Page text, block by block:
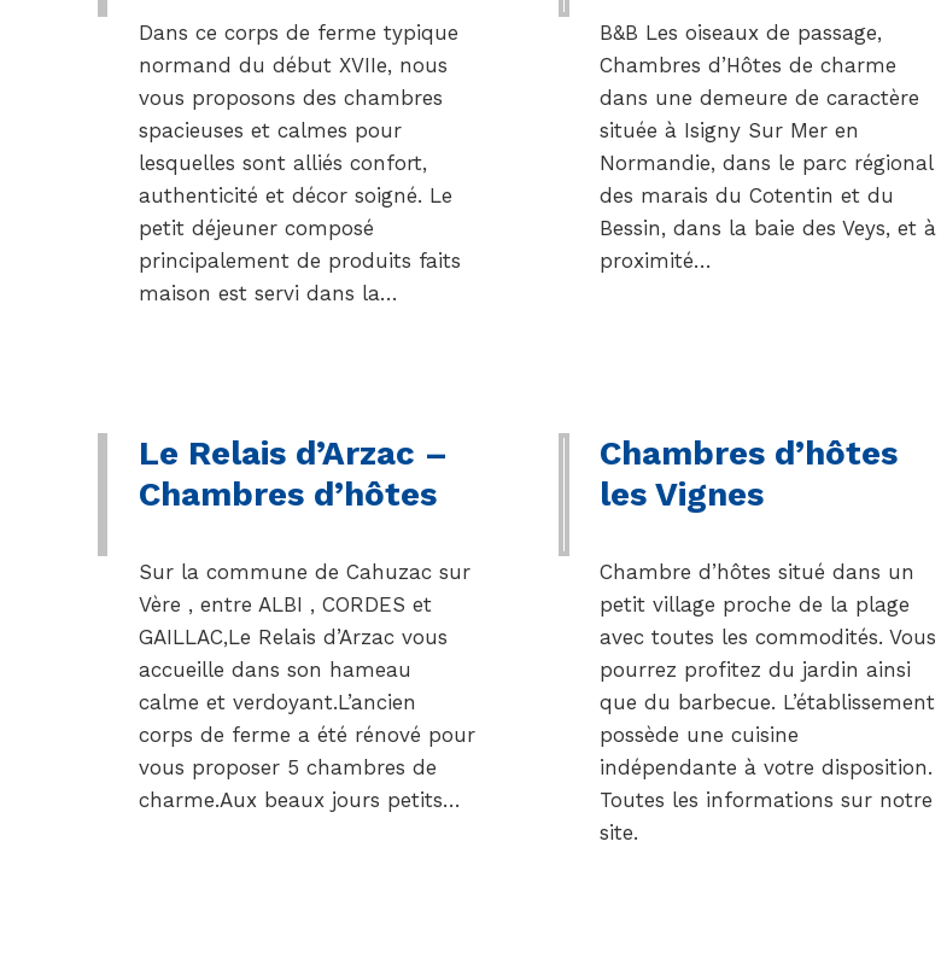
Dans ce corps de ferme typique
normand du début XVIIe, nous
vous proposons des chambres
spacieuses et calmes pour
lesquelles sont alliés confort,
authenticité et décor soigné. Le
petit déjeuner composé
principalement de produits faits
maison est servi dans la…
B&B Les oiseaux de passage,
Chambres d’Hôtes de charme
dans une demeure de caractère
située à Isigny Sur Mer en
Normandie, dans le parc régional
des marais du Cotentin et du
Bessin, dans la baie des Veys, et à
proximité…
Le Relais d’Arzac –
Chambres d’hôtes
Sur la commune de Cahuzac sur
Vère , entre ALBI , CORDES et
GAILLAC,Le Relais d’Arzac vous
accueille dans son hameau
calme et verdoyant.L’ancien
corps de ferme a été rénové pour
vous proposer 5 chambres de
charme.Aux beaux jours petits…
Chambres d’hôtes
les Vignes
Chambre d’hôtes situé dans un
petit village proche de la plage
avec toutes les commodités. Vous
pourrez profitez du jardin ainsi
que du barbecue. L’établissement
possède une cuisine
indépendante à votre disposition.
Toutes les informations sur notre
site.